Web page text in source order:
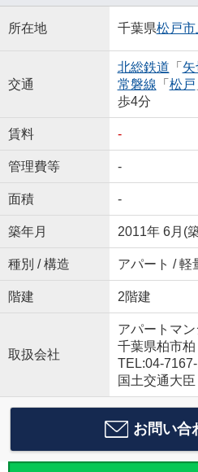
所在地 千葉県松戸市
交通
北総鉄道 「 矢
常磐線 「 松戸
歩4分
賃料 -
管理費等 -
面積 -
築年月 2011年 6月(
種別 / 構造 アパート / 軽
階建 2階建
取扱会社
アパートマ
千葉県柏市
TEL:04-
国土交通大
お問い合